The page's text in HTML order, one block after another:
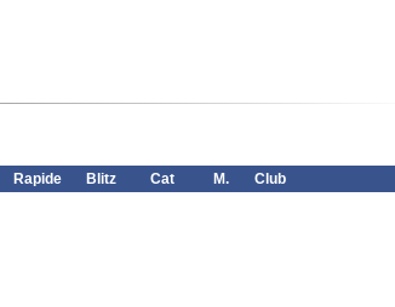
Rapide Blitz Cat M. Club